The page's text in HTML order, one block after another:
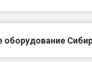
оборудование